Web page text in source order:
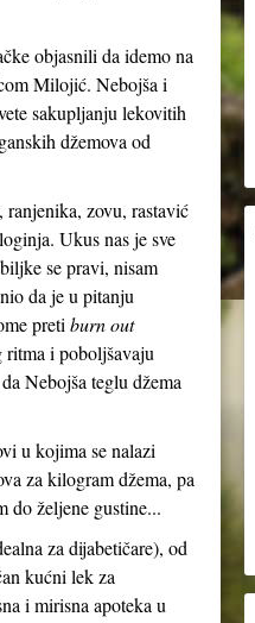
objasnili da idemo na
Milojić. Nebojša i
sakupljanju lekovitih
džemova od
zovu, rastavić
Ukus nas je sve
se pravi, nisam
da je u pitanju
preti burn out
ritma i poboljšavaju
Nebojša teglu džema
u kojima se nalazi
za kilogram džema, pa
do željene gustine...
za dijabetičare), od
kućni lek za
i mirisna apoteka u